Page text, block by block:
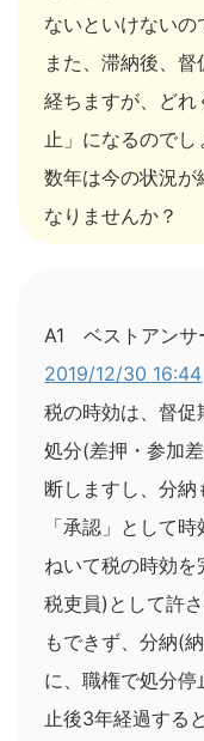
ないといけないの
また、滞納後、
経ちますが、ど
止」になるのでし
数年は今の状況
なりませんか？
A1 ベストアンサ
2019/12/30 16:44
税の時効は、督
処分(差押・参加
断しますし、分
「承認」として
ねいて税の時効
税吏員)として許
もできず、分納(
に、職権で処分
止後3年経過する